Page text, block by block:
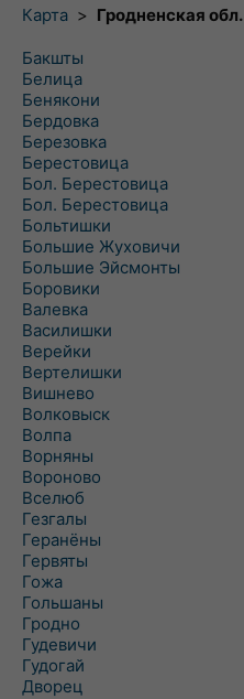
Карта > Гродненская обл.
Бакшты
Белица
Бенякони
Бердовка
Березовка
Берестовица
Бол. Берестовица
Бол. Берестовица
Больтишки
Большие Жуховичи
Большие Эйсмонты
Боровики
Валевка
Василишки
Верейки
Вертелишки
Вишнево
Волковыск
Волпа
Ворняны
Вороново
Вселюб
Гезгалы
Геранёны
Гервяты
Гожа
Гольшаны
Гродно
Гудевичи
Гудогай
Дворец